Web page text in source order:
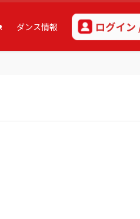
ダンス情報